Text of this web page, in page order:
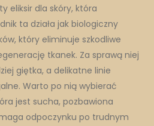
eliksir dla skóry, która
ta działa jak biologiczny
który eliminuje szkodliwe
tkanek. Za sprawą niej
giętka, a delikatne linie
Warto po nią wybierać
jest sucha, pozbawiona
odpoczynku po trudnym